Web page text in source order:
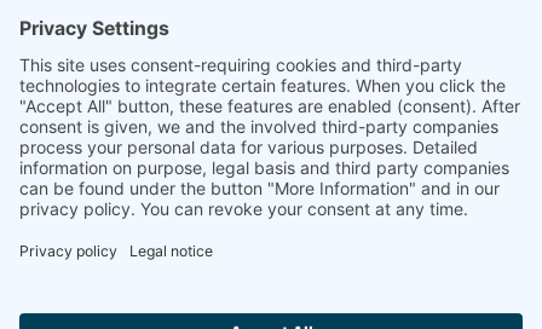
Plot 65, 2nd Floor, Sai Enclave,
+91-11-42883851
sales@linseis.in